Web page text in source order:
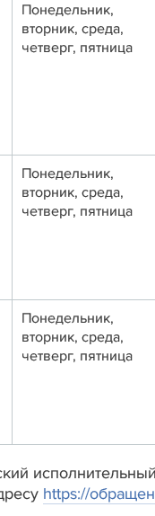
Понедельник,
вторник, среда,
четверг, пятница
Понедельник,
вторник, среда,
четверг, пятница
Понедельник,
вторник, среда,
четверг, пятница
https://